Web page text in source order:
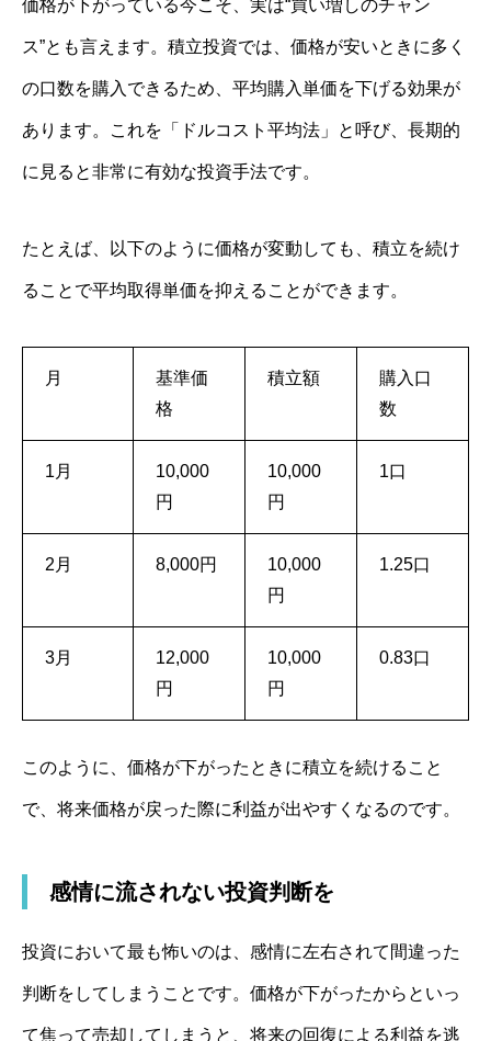
価格が下がっている今こそ、実は“買い増しのチャン
ス”とも言えます。積立投資では、価格が安いときに多く
の口数を購入できるため、平均購入単価を下げる効果が
あります。これを「ドルコスト平均法」と呼び、長期的
に見ると非常に有効な投資手法です。
たとえば、以下のように価格が変動しても、積立を続け
ることで平均取得単価を抑えることができます。
月
基準価
格
積立額
購入口
数
1月
10,000
円
10,000
円
1口
2月 8,000円
10,000
円
1.25口
3月
12,000
円
10,000
円
0.83口
このように、価格が下がったときに積立を続けること
で、将来価格が戻った際に利益が出やすくなるのです。
感情に流されない投資判断を
投資において最も怖いのは、感情に左右されて間違った
判断をしてしまうことです。価格が下がったからといっ
て焦って売却してしまうと、将来の回復による利益を逃